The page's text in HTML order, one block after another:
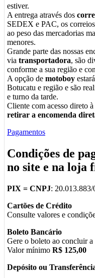
estiver.
A entrega através dos
SEDEX e PAC, os
ao peso das mercadorias
menores.
Grande parte das nossas
via transportadora, são
conforme a sua região e
A opção de motoboy
Botucatu e região e são
e turno da tarde.
Cliente com acesso direto
retirar a encomenda
Pagamentos
Condições de
no site e na loja
PIX = CNPJ:
Cartões de Crédito
Consulte valores e
Boleto Bancário
Gere o boleto ao concluir a
Valor mínimo R$ 125,00
Depósito ou